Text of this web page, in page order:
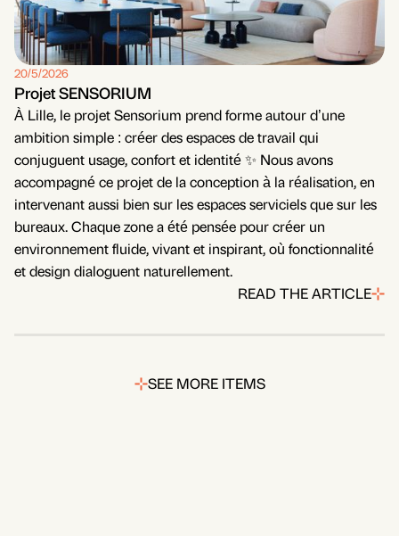
20/5/2026
Projet SENSORIUM
À Lille, le projet Sensorium prend forme autour d’une
ambition simple : créer des espaces de travail qui
conjuguent usage, confort et identité ✨ Nous avons
accompagné ce projet de la conception à la réalisation, en
intervenant aussi bien sur les espaces serviciels que sur les
bureaux. Chaque zone a été pensée pour créer un
environnement fluide, vivant et inspirant, où fonctionnalité
et design dialoguent naturellement.
READ THE ARTICLE
SEE MORE ITEMS